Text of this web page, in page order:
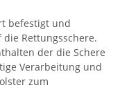
befestigt und
Rettungsschere.
der die Schere
Verarbeitung und
zum